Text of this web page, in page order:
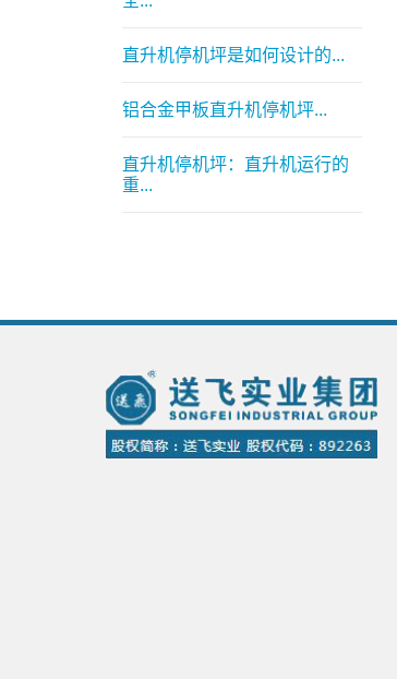
直升机停机坪是如何设计的...
铝合金甲板直升机停机坪...
直升机停机坪：直升机运行的
重...